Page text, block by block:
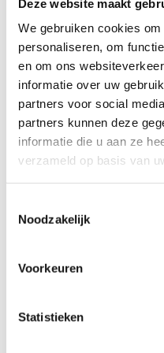
Deze website maakt
We gebruiken cookies
personaliseren, om
en om ons
informatie over uw
partners voor social
partners kunnen deze
informatie die u aan ze
verzameld op basis van
Noodzakelijk
Voorkeuren
Statistieken
voor jouw doelen.
Perfect voor thuis en
Of je nu een fanatieke
inrichten, de Athletic
veelzijdige aanwinst. Voor
en de stille werking een
zoals hotels,
gym, is dit model een
onderhoud vraagt. We
zakelijke fitnessoplossingen
,
Jouw trainingsdoelen
precies wat een goed